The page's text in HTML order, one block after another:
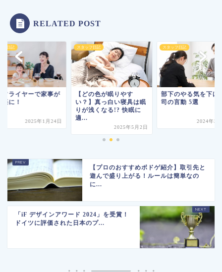
RELATED POST
フ日記
フライヤーで家事が
に！
2025年1月24日
スタッフ日記
【どの色が眠りやす
い？】真っ白い寝具は眠
りが浅くなる!? 快眠に
適...
2025年5月2日
スタッフ日記
部下のやる気を下げ
司の言動 5選
2024年3
【プロのおすすめボドゲ紹介】取引先と
遊んで盛り上がる！ルールは簡単なの
に...
「iF デザインアワード 2024」を受賞！
ドイツに評価された日本のプ...